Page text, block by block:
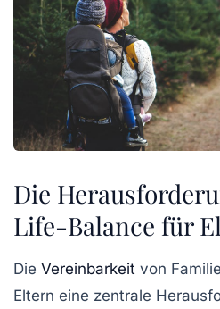
Die
Life-Balance für
Die Vereinbarkeit von
Eltern eine zentrale